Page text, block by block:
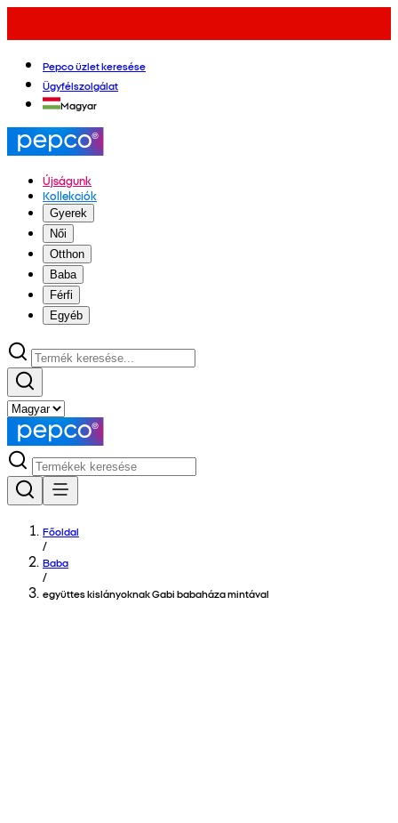
Pepco üzlet keresése
Ügyfélszolgálat
Magyar
Újságunk
Kollekciók
Gyerek
Női
Otthon
Baba
Férfi
Egyéb
Főoldal
/
Baba
/
együttes kislányoknak Gabi babaháza mintával